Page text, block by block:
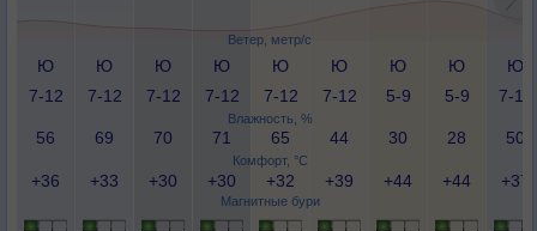
Ветер, метр/с
Влажность, %
Комфорт, °C
Магнитные бури
Ю
7-12
Ю
7-12
Ю
7-12
Ю
7-12
Ю
7-12
Ю
7-12
Ю
5-9
Ю
5-9
Ю
7-12
56 69 70 71 65 44 30 28 50
+36 +33 +30 +30 +32 +39 +44 +44 +37